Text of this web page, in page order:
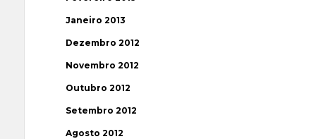
Janeiro 2013
Dezembro 2012
Novembro 2012
Outubro 2012
Setembro 2012
Agosto 2012